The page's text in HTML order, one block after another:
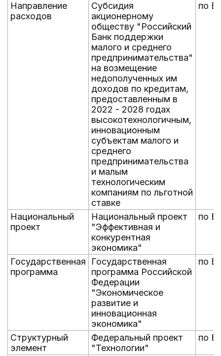
Направление
расходов
Субсидия
акционерному
обществу "Российский
Банк поддержки
малого и среднего
предпринимательства"
на возмещение
недополученных им
доходов по кредитам,
предоставленным в
2022 - 2028 годах
высокотехнологичным,
инновационным
субъектам малого и
среднего
предпринимательства
и малым
технологическим
компаниям по льготной
ставке
по
Национальный
проект
Национальный проект
"Эффективная и
конкурентная
экономика"
по
Государственная
программа
Государственная
программа Российской
Федерации
"Экономическое
развитие и
инновационная
экономика"
по
Структурный
элемент
Федеральный проект
"Технологии"
по